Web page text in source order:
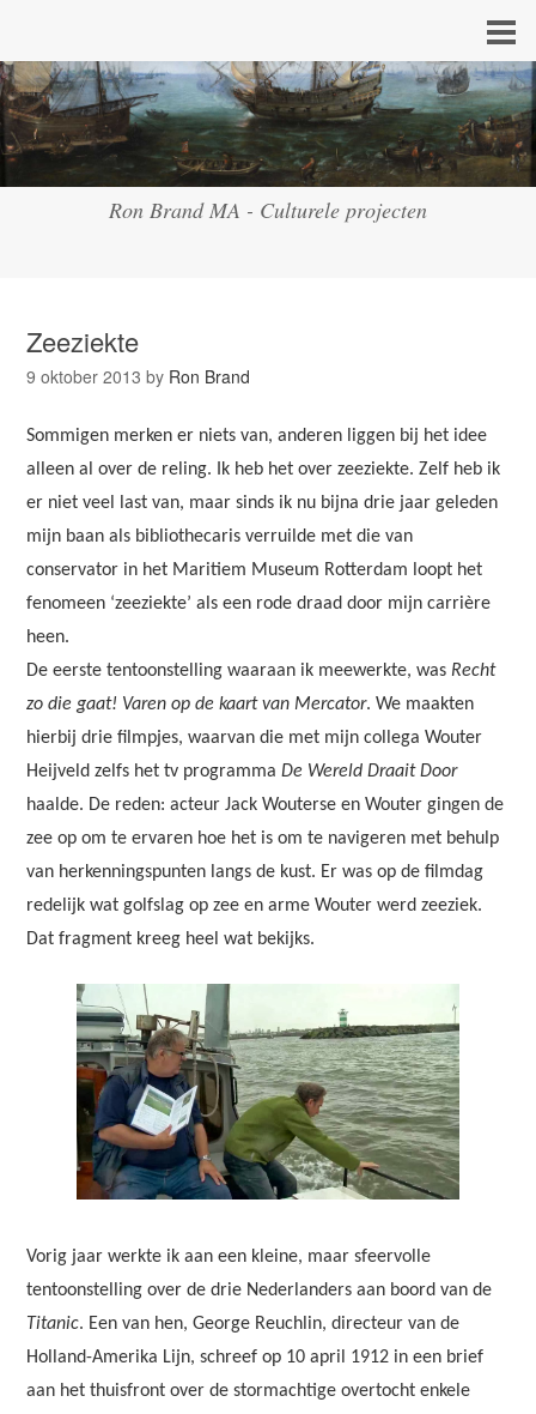
Ron Brand MA - Culturele projecten
Zeeziekte
9 oktober 2013 by Ron Brand
Sommigen merken er niets van, anderen liggen bij het idee
alleen al over de reling. Ik heb het over zeeziekte. Zelf heb ik
er niet veel last van, maar sinds ik nu bijna drie jaar geleden
mijn baan als bibliothecaris verruilde met die van
conservator in het Maritiem Museum Rotterdam loopt het
fenomeen ‘zeeziekte’ als een rode draad door mijn carrière
heen.
De eerste tentoonstelling waaraan ik meewerkte, wasRecht
zo die gaat! Varen op de kaart van Mercator. We maakten
hierbij drie filmpjes, waarvan die met mijn collega Wouter
Heijveld zelfs het tv programmaDe Wereld Draait Door
haalde. De reden: acteur Jack Wouterse en Wouter gingen de
zee op om te ervaren hoe het is om te navigeren met behulp
van herkenningspunten langs de kust. Er was op de filmdag
redelijk wat golfslag op zee en arme Wouter werd zeeziek.
Dat fragment kreeg heel wat bekijks.
Vorig jaar werkte ik aan een kleine, maar sfeervolle
tentoonstelling over de drie Nederlanders aan boord van de
Titanic. Een van hen, George Reuchlin, directeur van de
Holland-Amerika Lijn, schreef op 10 april 1912 in een brief
aan het thuisfront over de stormachtige overtocht enkele